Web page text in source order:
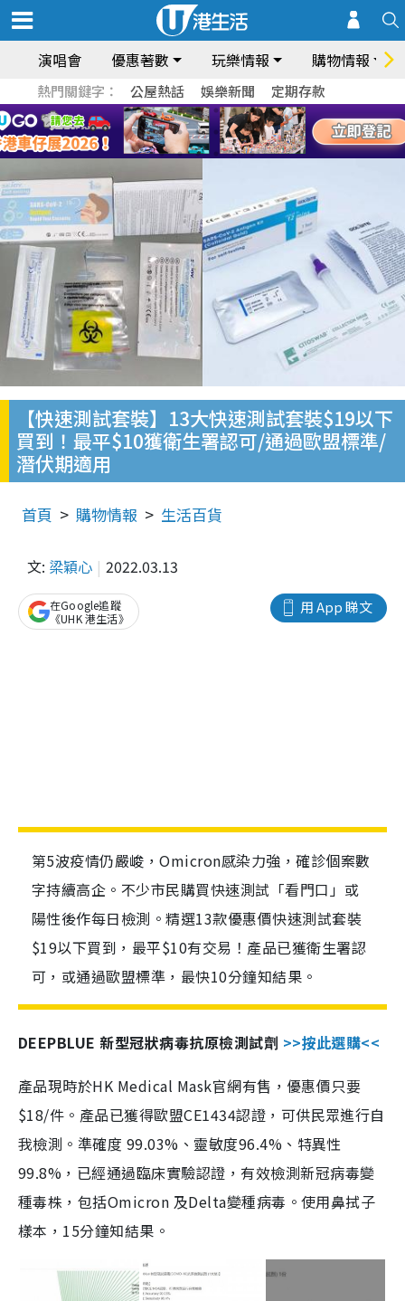
演唱會 優惠著數 玩樂情報 購物情報
熱門關鍵字： 公屋熱話 娛樂新聞 定期存款
【快速測試套裝】13大快速測試套裝$19以下
買到！最平$10獲衛生署認可/通過歐盟標準/
潛伏期適用
首頁 購物情報 生活百貨
文: 梁穎心 2022.03.13
用 App 睇文
在Google追蹤
《UHK 港生活》
第5波疫情仍嚴峻，Omicron感染力強，確診個案數
字持續高企。不少市民購買快速測試「看門口」或
陽性後作每日檢測。精選13款優惠價快速測試套裝
$19以下買到，最平$10有交易！產品已獲衛生署認
可，或通過歐盟標準，最快10分鐘知結果。
DEEPBLUE 新型冠狀病毒抗原檢測試劑 >>按此選購<<
產品現時於HK Medical Mask官網有售，優惠價只要
$18/件。產品已獲得歐盟CE1434認證，可供民眾進行自
我檢測。準確度 99.03%、靈敏度96.4%、特異性
99.8%，已經通過臨床實驗認證，有效檢測新冠病毒變
種毒株，包括Omicron 及Delta變種病毒。使用鼻拭子
樣本，15分鐘知結果。